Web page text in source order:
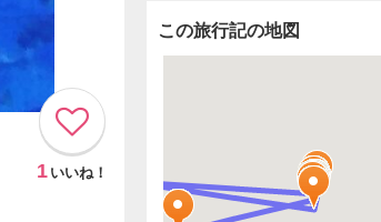
1 いいね！
この旅行記の地図